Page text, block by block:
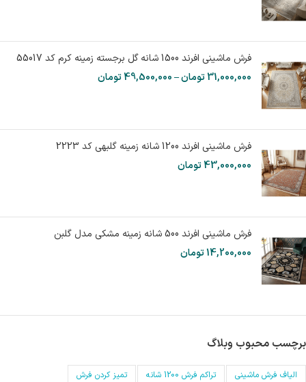
فرش ماشینی افرند 1500 شانه گل برجسته زمینه کرم کد 55017
31,000,000تومان–
49,500,000تومان
فرش ماشینی افرند 1200 شانه زمینه گلبهی کد 2223
43,000,000تومان
فرش ماشینی افرند 500 شانه زمینه مشکی مدل گلبن
14,200,000تومان
برچسب محبوب وبلاگ
الیاف فرش ماشینی تراکم فرش 1200 شانه
تمیز کردن فرش